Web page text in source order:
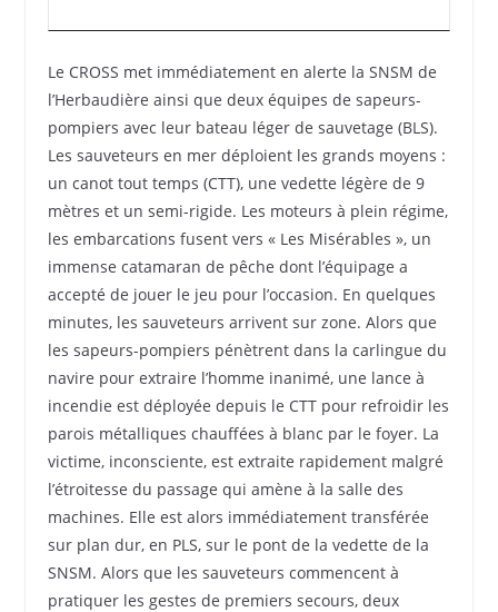
Le CROSS met immédiatement en alerte la SNSM de
l’Herbaudière ainsi que deux équipes de sapeurs-
pompiers avec leur bateau léger de sauvetage (BLS).
Les sauveteurs en mer déploient les grands moyens :
un canot tout temps (CTT), une vedette légère de 9
mètres et un semi-rigide. Les moteurs à plein régime,
les embarcations fusent vers « Les Misérables », un
immense catamaran de pêche dont l’équipage a
accepté de jouer le jeu pour l’occasion. En quelques
minutes, les sauveteurs arrivent sur zone. Alors que
les sapeurs-pompiers pénètrent dans la carlingue du
navire pour extraire l’homme inanimé, une lance à
incendie est déployée depuis le CTT pour refroidir les
parois métalliques chauffées à blanc par le foyer. La
victime, inconsciente, est extraite rapidement malgré
l’étroitesse du passage qui amène à la salle des
machines. Elle est alors immédiatement transférée
sur plan dur, en PLS, sur le pont de la vedette de la
SNSM. Alors que les sauveteurs commencent à
pratiquer les gestes de premiers secours, deux